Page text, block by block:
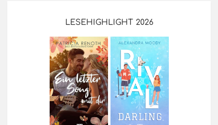
LESEHIGHLIGHT 2026